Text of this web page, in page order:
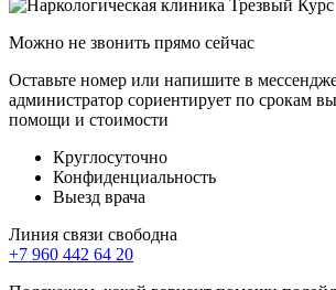
Можно не звонить прямо сейчас
Оставьте номер или напишите в
администратор сориентирует по срокам
помощи и стоимости
Круглосуточно
Конфиденциальность
Выезд врача
Линия связи свободна
+7 960 442 64 20